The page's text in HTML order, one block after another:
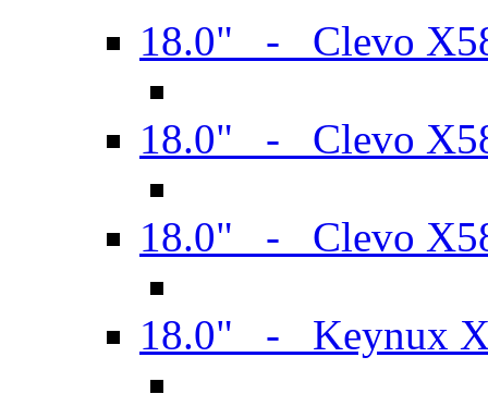
18.0" - Clevo
18.0" - Clevo
18.0" - Clevo
18.0" - Keynux